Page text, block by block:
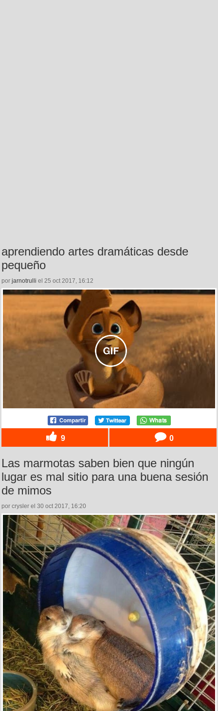
aprendiendo artes dramáticas desde
pequeño
por jarnotrulli el 25 oct 2017, 16:12
9 0
Las marmotas saben bien que ningún
lugar es mal sitio para una buena sesión
de mimos
por crysler el 30 oct 2017, 16:20